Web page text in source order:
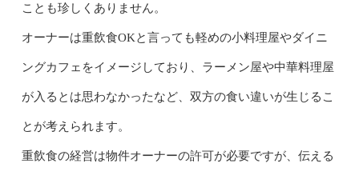
ことも珍しくありません。
オーナーは重飲食OKと言っても軽めの小料理屋やダイニ
ングカフェをイメージしており、ラーメン屋や中華料理屋
が入るとは思わなかったなど、双方の食い違いが生じるこ
とが考えられます。
重飲食の経営は物件オーナーの許可が必要ですが、伝える